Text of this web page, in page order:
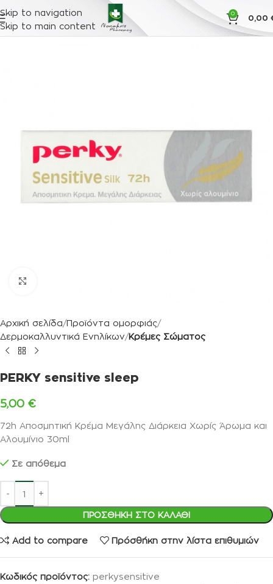
Skip to navigation
Skip to main content
0
0,00
Αρχική σελίδα Προϊόντα ομορφιάς
Δερμοκαλλυντικά Ενηλίκων Κρέμες Σώματος
PERKY sensitive sleep
5,00 €
72h Αποσμητική Κρέμα Μεγάλης Διάρκεια Χωρίς Άρωμα και
Αλουμίνιο 30ml
Σε απόθεμα
ΠΡΟΣΘΉΚΗ ΣΤΟ ΚΑΛΆΘΙ
Add to compare Πρόσθήκη στην λίστα επιθυμιών
Κωδικός προϊόντος: perkysensitive